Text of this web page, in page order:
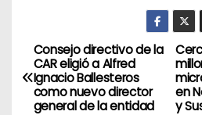
N
a
en
y
Consejo directivo de la
CAR eligió a Alfred
Ignacio Ballesteros
como nuevo director
general de la entidad